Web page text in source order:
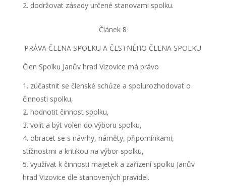
dodržovat zásady určené stanovami spolku.
Článek 8
PRÁVA ČLENA SPOLKU A ČESTNÉHO ČLENA SPOLKU
Člen Spolku Janův hrad Vizovice má právo
zúčastnit se členské schůze a spolurozhodovat o
činnosti spolku,
hodnotit činnost spolku,
volit a být volen do výboru spolku,
obracet se s návrhy, náměty, připomínkami,
stížnostmi a kritikou na výbor spolku,
využívat k činnosti majetek a zařízení spolku Janův
hrad Vizovice dle stanovených pravidel.